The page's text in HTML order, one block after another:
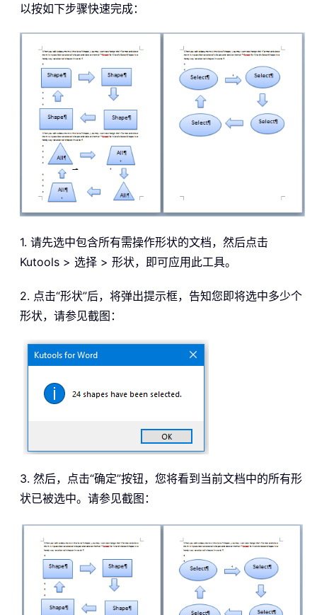
以按如下步骤快速完成：
1. 请先选中包含所有需操作形状的文档，然后点击
Kutools > 选择 > 形状，即可应用此工具。
2. 点击“形状”后，将弹出提示框，告知您即将选中多少个
形状，请参见截图：
3. 然后，点击“确定”按钮，您将看到当前文档中的所有形
状已被选中。请参见截图：